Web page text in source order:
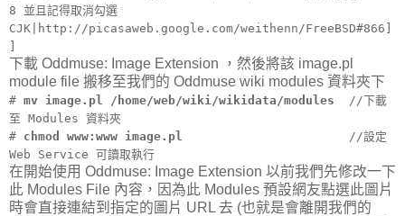
8 並且記得取消勾選
CJK|http://picasaweb.google.com/weithenn/FreeBSD#866]
下載 Oddmuse: Image Extension ，然後將該 image.pl
module file 搬移至我們的 Oddmuse wiki modules 資料夾下
# mv image.pl /home/web/wiki/wikidata/modules //下載
至 Modules 資料夾
# chmod www:www image.pl
//設定
Web Service 可讀取執行
在開始使用 Oddmuse: Image Extension 以前我們先修改一下
此 Modules File 內容，因為此 Modules 預設網友點選此圖片
時會直接連結到指定的圖片 URL 去 (也就是會離開我們的